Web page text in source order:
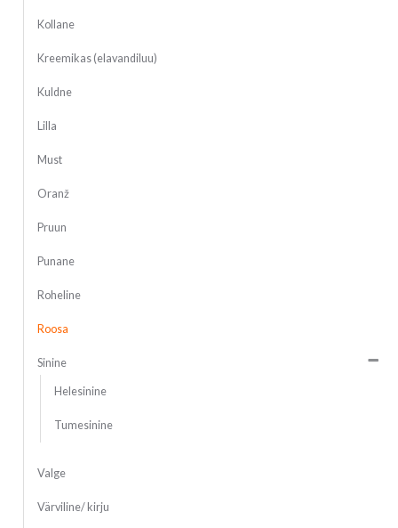
Kollane
Kreemikas (elavandiluu)
Kuldne
Lilla
Must
Oranž
Pruun
Punane
Roheline
Roosa
Sinine
Helesinine
Tumesinine
Valge
Värviline/ kirju